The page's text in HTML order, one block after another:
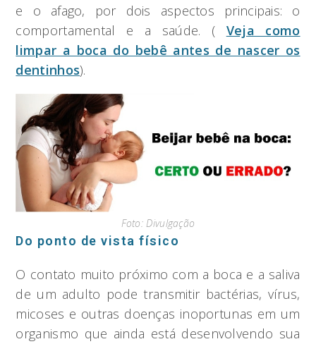
e o afago, por dois aspectos principais: o
comportamental e a saúde. (
Veja como
limpar a boca do bebê antes de nascer os
dentinhos).
Foto: Divulgação
Do ponto de vista físico
O contato muito próximo com a boca e a saliva
de um adulto pode transmitir bactérias, vírus,
micoses e outras doenças inoportunas em um
organismo que ainda está desenvolvendo sua